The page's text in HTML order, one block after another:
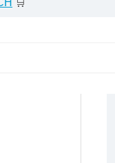
🛒